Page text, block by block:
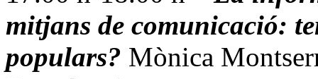
mitjans de comunicació:
populars? Mònica